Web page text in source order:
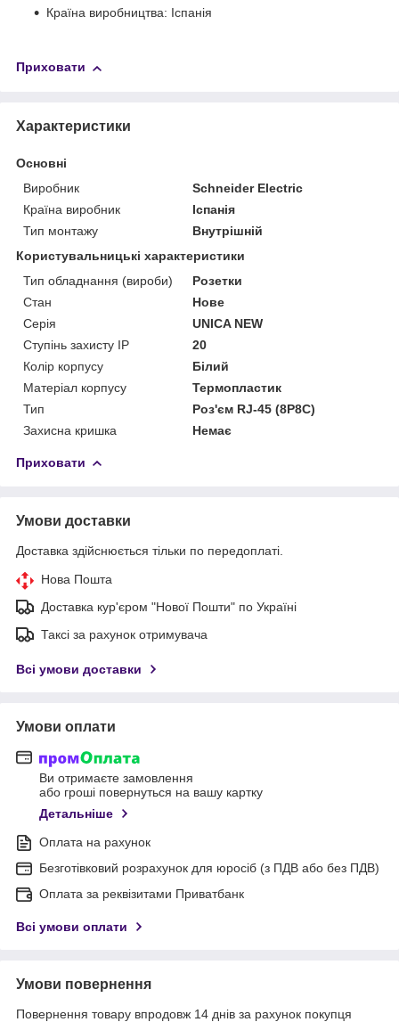
Країна виробництва: Іспанія
Приховати
Характеристики
Основні
Виробник
Schneider Electric
Країна виробник
Іспанія
Тип монтажу
Внутрішній
Користувальницькі характеристики
Тип обладнання (вироби)
Розетки
Стан
Нове
Серія
UNICA NEW
Ступінь захисту IP
20
Колір корпусу
Білий
Матеріал корпусу
Термопластик
Тип
Роз'єм RJ-45 (8P8C)
Захисна кришка
Немає
Приховати
Умови доставки
Доставка здійснюється тільки по передоплаті.
Нова Пошта
Доставка кур'єром "Нової Пошти" по Україні
Таксі за рахунок отримувача
Всі умови доставки
Умови оплати
Ви отримаєте замовлення
або гроші повернуться на вашу картку
Детальніше
Оплата на рахунок
Безготівковий розрахунок для юросіб (з ПДВ або без ПДВ)
Оплата за реквізитами Приватбанк
Всі умови оплати
Умови повернення
Повернення товару впродовж 14 днів за рахунок покупця